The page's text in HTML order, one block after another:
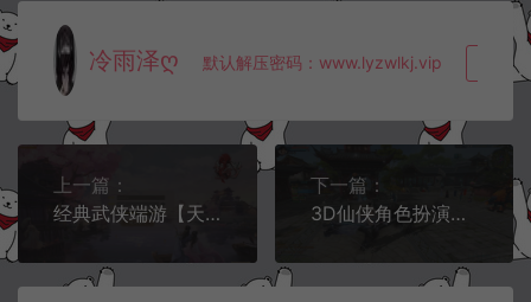
冷雨泽ღ 默认解压密码：www.lyzwlkj.vip 复
上一篇：
经典武侠端游【天龙八部之新寻梦OL】4月最新整理Linux手工服务端+GM工具+PC客户端+详细搭建教程
下一篇：
3D仙侠角色扮演端游【诛仙3钧天十年18职业】5月最新整理Linux手工服务端+网页注册+GM命令+GM工具+详细搭建教程